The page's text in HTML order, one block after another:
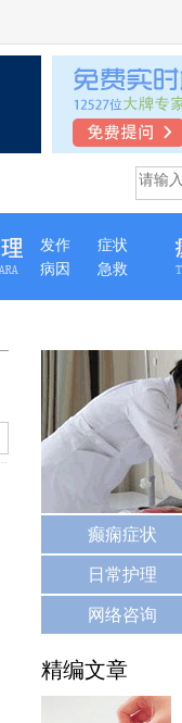
发作
症状
病因
急救
癫痫症状
日常护理
网络咨询
精编文章